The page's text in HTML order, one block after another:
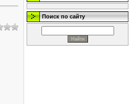
Поиск по сайту